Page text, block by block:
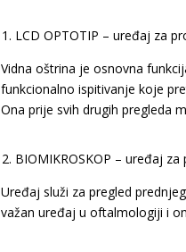
LCD OPTOTIP – uređaj za
Vidna oštrina je osnovna
funkcionalno ispitivanje koje
Ona prije svih drugih pregleda
BIOMIKROSKOP – uređaj
Uređaj služi za pregled
važan uređaj u oftalmologiji i